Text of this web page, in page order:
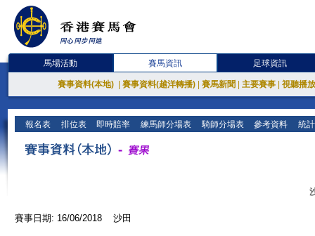
馬場活動 賽馬資訊 足球資訊
賽事資料(本地) 賽事資料(越洋轉播) 賽馬新聞 主要賽事 視聽播
報名表 排位表 即時賠率 練馬師分場表 騎師分場表 參考資料 統
賽事日期: 16/06/2018 沙田